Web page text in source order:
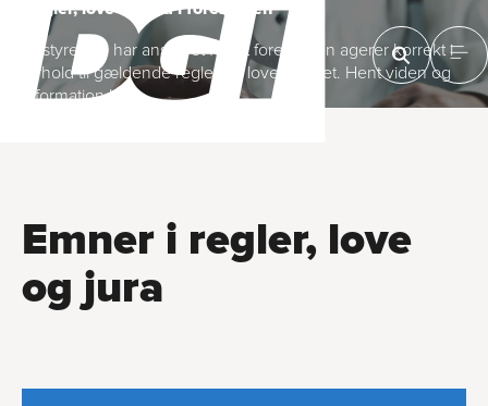
Regler, love og jura i foreningen
Bestyrelsen har ansvaret for, at foreningen agerer korrekt i
forhold til gældende regler og love i landet. Hent viden og
information her
Emner i regler, love
og jura